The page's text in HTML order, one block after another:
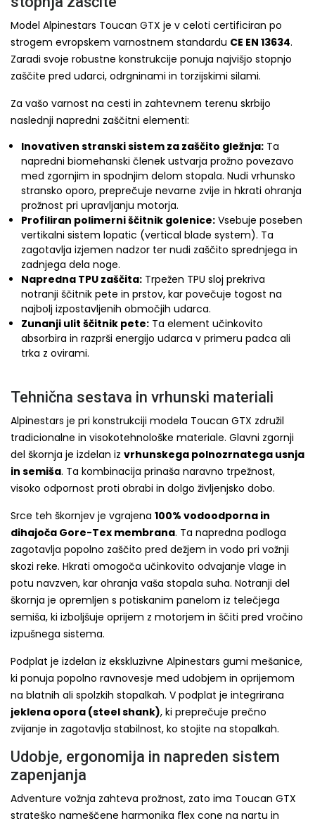
Model Alpinestars Toucan GTX je v celoti certificiran po
strogem evropskem varnostnem standardu CE EN 13634.
Zaradi svoje robustne konstrukcije ponuja najvišjo stopnjo
zaščite pred udarci, odrgninami in torzijskimi silami.
Za vašo varnost na cesti in zahtevnem terenu skrbijo
naslednji napredni zaščitni elementi:
Inovativen stranski sistem za zaščito gležnja: Ta
napredni biomehanski členek ustvarja prožno povezavo
med zgornjim in spodnjim delom stopala. Nudi vrhunsko
stransko oporo, preprečuje nevarne zvije in hkrati ohranja
prožnost pri upravljanju motorja.
Profiliran polimerni ščitnik golenice: Vsebuje poseben
vertikalni sistem lopatic (vertical blade system). Ta
zagotavlja izjemen nadzor ter nudi zaščito sprednjega in
zadnjega dela noge.
Napredna TPU zaščita: Trpežen TPU sloj prekriva
notranji ščitnik pete in prstov, kar povečuje togost na
najbolj izpostavljenih območjih udarca.
Zunanji ulit ščitnik pete: Ta element učinkovito
absorbira in razprši energijo udarca v primeru padca ali
trka z ovirami.
Tehnična sestava in vrhunski materiali
Alpinestars je pri konstrukciji modela Toucan GTX združil
tradicionalne in visokotehnološke materiale. Glavni zgornji
del škornja je izdelan iz vrhunskega polnozrnatega usnja
in semiša. Ta kombinacija prinaša naravno trpežnost,
visoko odpornost proti obrabi in dolgo življenjsko dobo.
Srce teh škornjev je vgrajena 100% vodoodporna in
dihajoča Gore-Tex membrana. Ta napredna podloga
zagotavlja popolno zaščito pred dežjem in vodo pri vožnji
skozi reke. Hkrati omogoča učinkovito odvajanje vlage in
potu navzven, kar ohranja vaša stopala suha. Notranji del
škornja je opremljen s potiskanim panelom iz telečjega
semiša, ki izboljšuje oprijem z motorjem in ščiti pred vročino
izpušnega sistema.
Podplat je izdelan iz ekskluzivne Alpinestars gumi mešanice,
ki ponuja popolno ravnovesje med udobjem in oprijemom
na blatnih ali spolzkih stopalkah. V podplat je integrirana
jeklena opora (steel shank), ki preprečuje prečno
zvijanje in zagotavlja stabilnost, ko stojite na stopalkah.
Udobje, ergonomija in napreden sistem
zapenjanja
Adventure vožnja zahteva prožnost, zato ima Toucan GTX
strateško nameščene harmonika flex cone na nartu in